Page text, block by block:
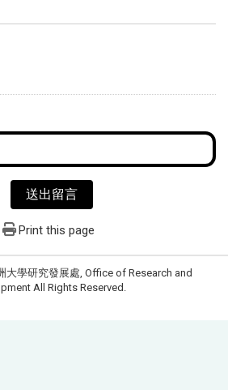
送出留言
Print this page
大學研究發展處, Office of Research and
All Rights Reserved.